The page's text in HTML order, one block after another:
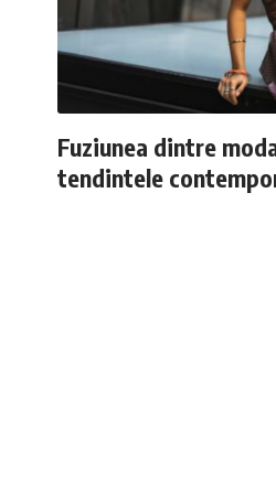
Fuziunea dintre
tendintele